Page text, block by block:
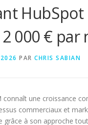
000 € par
PAR CHRIS SABIAN
connaît une croissance
commerciaux et
grâce à son approche